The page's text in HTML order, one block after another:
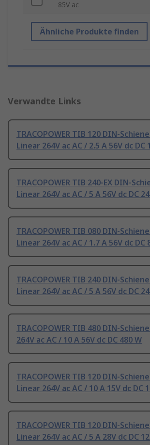
85V ac
Ähnliche Produkte finden
Verwandte Links
TRACOPOWER TIB 120 DIN-
Linear 264V ac AC / 2.5 A 56V dc DC
TRACOPOWER TIB 240-EX DIN-
Linear 264V ac AC / 5 A 56V dc DC
TRACOPOWER TIB 080 DIN-
Linear 264V ac AC / 1.7 A 56V dc DC
TRACOPOWER TIB 240 DIN-
Linear 264V ac AC / 5 A 56V dc DC
TRACOPOWER TIB 480 DIN-
264V ac AC / 10 A 56V dc DC 480 W
TRACOPOWER TIB 120 DIN-
Linear 264V ac AC / 10 A 15V dc DC
TRACOPOWER TIB 120 DIN-
Linear 264V ac AC / 5 A 28V dc DC